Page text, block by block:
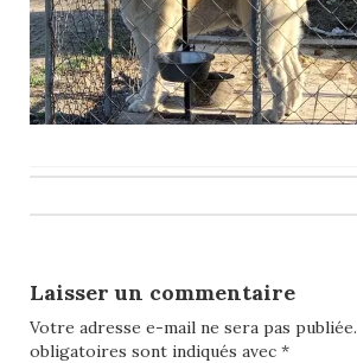
navigation
Laisser un commentaire
Votre adresse e-mail ne sera pas publiée.
obligatoires sont indiqués avec *